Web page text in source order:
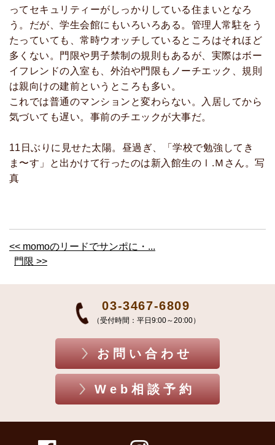
ってセキュリティーがしっかりしている住まいとなろ
う。だが、学生会館にもいろいろある。管理人常駐をう
たっていても、常時ウオッチしているところはそれほど
多くない。門限や男子禁制の規則もあるが、実際はボー
イフレンドの入室も、外泊や門限もノーチエック、規則
は親向けの建前というところも多い。
これでは普通のマンションと変わらない。入居してから
気づいても遅い。事前のチエックが大事だ。
11日ぶりに見せた太陽。昼過ぎ、「学校で勉強してき
ま〜す」と出かけて行ったのは新入館生のⅠ.Ｍさん。写
真
<< momoのリードでサンポに・...
門限 >>
03-3467-6809
（受付時間：平日9:00～20:00）
お問い合わせ
Web相談予約